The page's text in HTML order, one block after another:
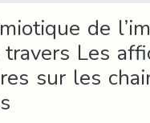
de
Les
sur les